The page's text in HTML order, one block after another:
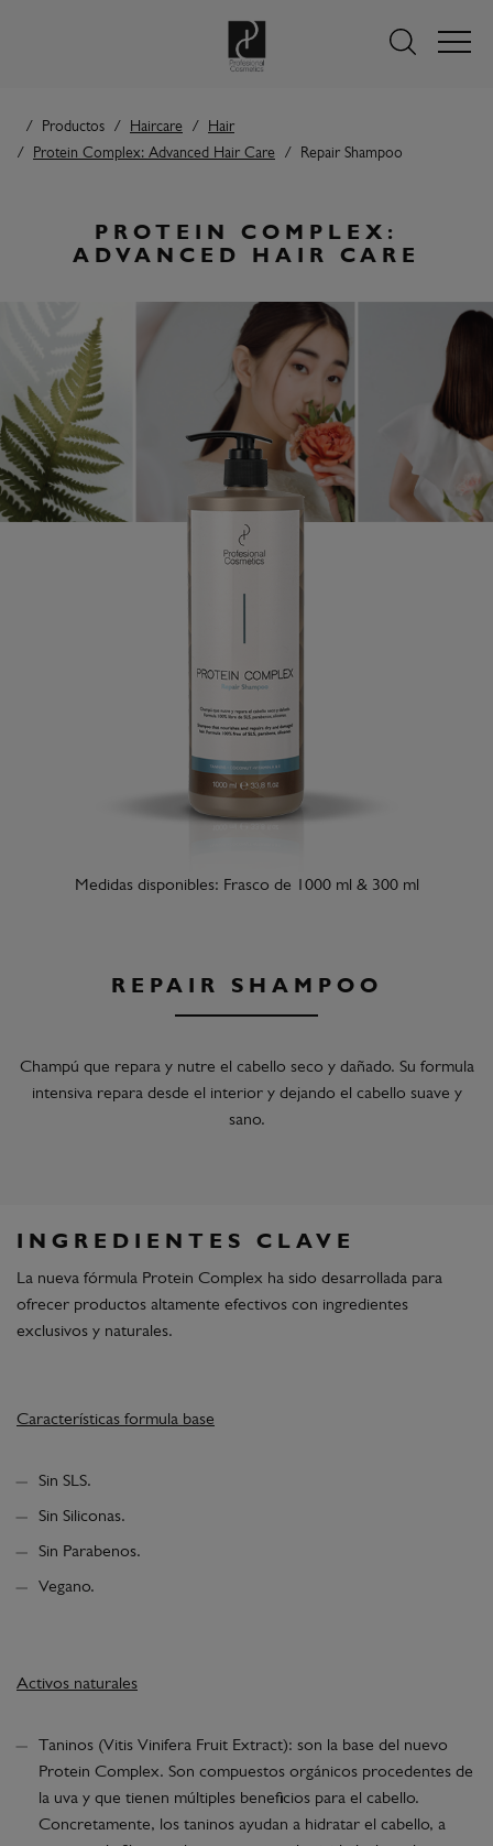
Productos Haircare
Hair
Protein Complex: Advanced Hair Care
Repair Shampoo
PROTEIN COMPLEX:
ADVANCED HAIR CARE
Medidas disponibles: Frasco de 1000 ml & 300 ml
REPAIR SHAMPOO
Champú que repara y nutre el cabello seco y dañado. Su formula
intensiva repara desde el interior y dejando el cabello suave y
sano.
INGREDIENTES CLAVE
La nueva fórmula Protein Complex ha sido desarrollada para
ofrecer productos altamente efectivos con ingredientes
exclusivos y naturales.
Características formula base
Sin SLS.
Sin Siliconas.
Sin Parabenos.
Vegano.
Activos naturales
Taninos (Vitis Vinifera Fruit Extract): son la base del nuevo
Protein Complex. Son compuestos orgánicos procedentes de
la uva y que tienen múltiples beneficios para el cabello.
Concretamente, los taninos ayudan a hidratar el cabello, a